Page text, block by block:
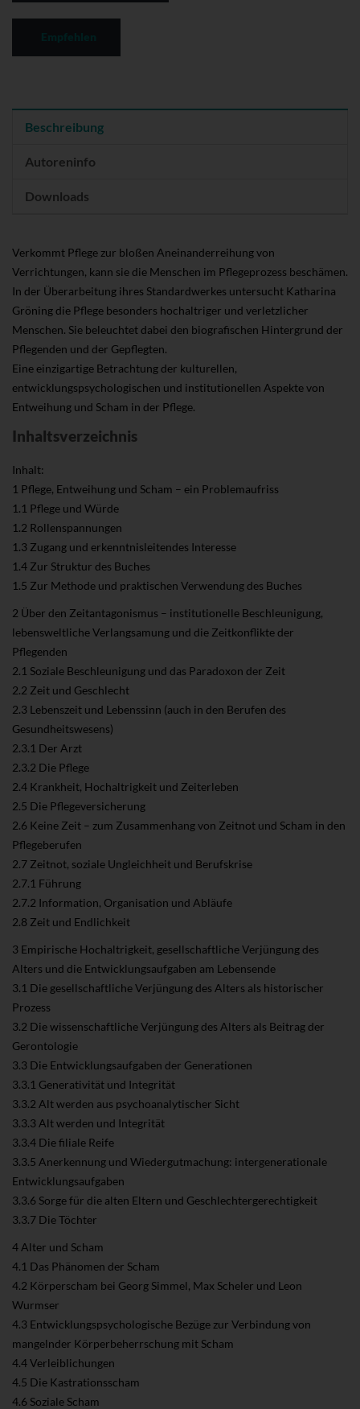
Beschreibung
Autoreninfo
Downloads
Verkommt Pflege zur bloßen Aneinanderreihung von
Verrichtungen, kann sie die Menschen im Pflegeprozess beschämen.
In der Überarbeitung ihres Standardwerkes untersucht Katharina
Gröning die Pflege besonders hochaltriger und verletzlicher
Menschen. Sie beleuchtet dabei den biografischen Hintergrund der
Pflegenden und der Gepflegten.
Eine einzigartige Betrachtung der kulturellen,
entwicklungspsychologischen und institutionellen Aspekte von
Entweihung und Scham in der Pflege.
Inhaltsverzeichnis
Inhalt:
1 Pflege, Entweihung und Scham – ein Problemaufriss
1.1 Pflege und Würde
1.2 Rollenspannungen
1.3 Zugang und erkenntnisleitendes Interesse
1.4 Zur Struktur des Buches
1.5 Zur Methode und praktischen Verwendung des Buches
2 Über den Zeitantagonismus – institutionelle Beschleunigung,
lebensweltliche Verlangsamung und die Zeitkonflikte der
Pflegenden
2.1 Soziale Beschleunigung und das Paradoxon der Zeit
2.2 Zeit und Geschlecht
2.3 Lebenszeit und Lebenssinn (auch in den Berufen des
Gesundheitswesens)
2.3.1 Der Arzt
2.3.2 Die Pflege
2.4 Krankheit, Hochaltrigkeit und Zeiterleben
2.5 Die Pflegeversicherung
2.6 Keine Zeit – zum Zusammenhang von Zeitnot und Scham in den
Pflegeberufen
2.7 Zeitnot, soziale Ungleichheit und Berufskrise
2.7.1 Führung
2.7.2 Information, Organisation und Abläufe
2.8 Zeit und Endlichkeit
3 Empirische Hochaltrigkeit, gesellschaftliche Verjüngung des
Alters und die Entwicklungsaufgaben am Lebensende
3.1 Die gesellschaftliche Verjüngung des Alters als historischer
Prozess
3.2 Die wissenschaftliche Verjüngung des Alters als Beitrag der
Gerontologie
3.3 Die Entwicklungsaufgaben der Generationen
3.3.1 Generativität und Integrität
3.3.2 Alt werden aus psychoanalytischer Sicht
3.3.3 Alt werden und Integrität
3.3.4 Die filiale Reife
3.3.5 Anerkennung und Wiedergutmachung: intergenerationale
Entwicklungsaufgaben
3.3.6 Sorge für die alten Eltern und Geschlechtergerechtigkeit
3.3.7 Die Töchter
4 Alter und Scham
4.1 Das Phänomen der Scham
4.2 Körperscham bei Georg Simmel, Max Scheler und Leon
Wurmser
4.3 Entwicklungspsychologische Bezüge zur Verbindung von
mangelnder Körperbeherrschung mit Scham
4.4 Verleiblichungen
4.5 Die Kastrationsscham
4.6 Soziale Scham